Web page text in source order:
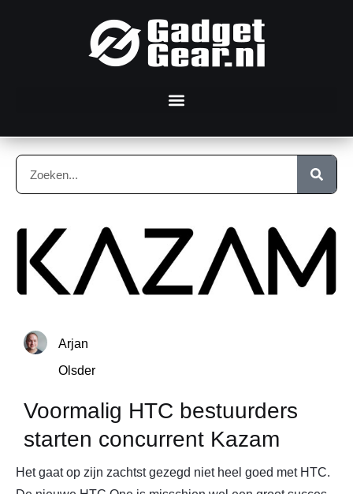
Arjan
Olsder
Voormalig HTC bestuurders
starten concurrent Kazam
Het gaat op zijn zachtst gezegd niet heel goed met HTC.